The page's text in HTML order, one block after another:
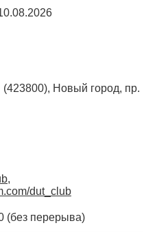
(423800), Новый город, пр.
,
dut_club
(без перерыва)